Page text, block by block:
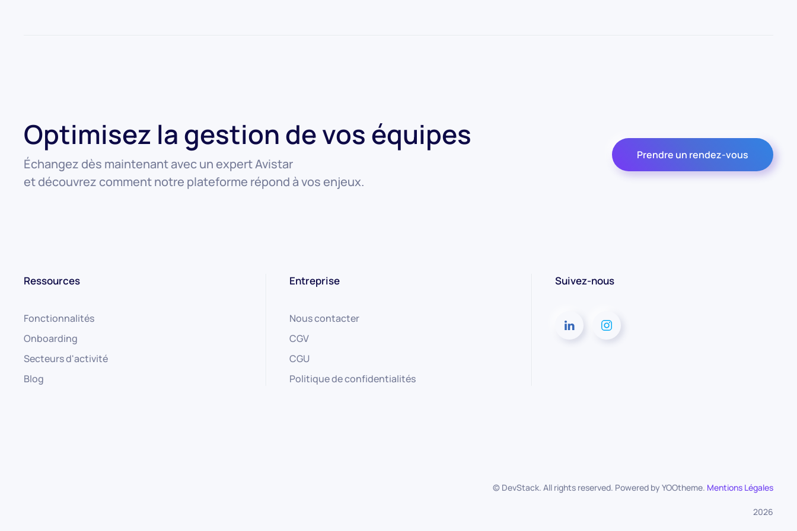
Optimisez la gestion de vos équipes
Échangez dès maintenant avec un expert Avistar
et découvrez comment notre plateforme répond à vos enjeux.
Prendre un rendez-vous
Ressources
Fonctionnalités
Onboarding
Secteurs d'activité
Blog
Entreprise
Nous contacter
CGV
CGU
Politique de confidentialités
Suivez-nous
© DevStack. All rights reserved. Powered by YOOtheme. Mentions Légales
2026